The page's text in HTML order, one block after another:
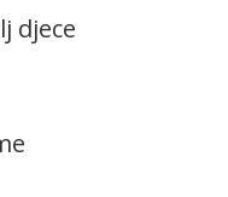
djece